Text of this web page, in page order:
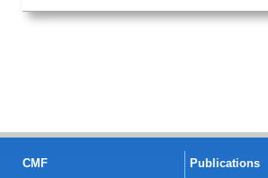
CMF Publications